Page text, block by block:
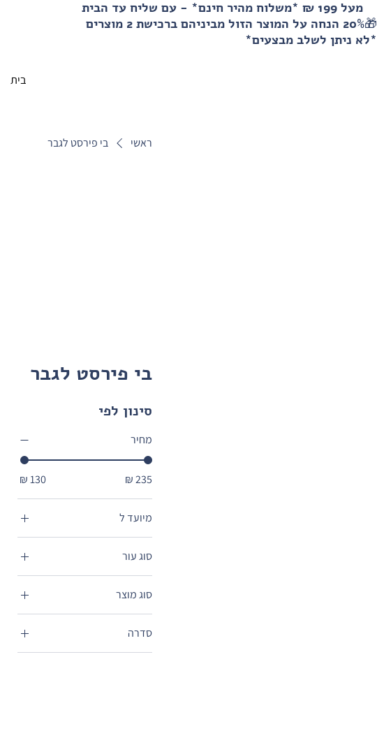
בית
מעל 199 ₪ *משלוח מהיר חינם* - עם שליח עד הבית
🎁20% הנחה על המוצר הזול מביניהם ברכישת 2 מוצרים
*לא ניתן לשלב מבצעים*
ראשי בי פירסט לגבר
בי פירסט לגבר
סינון לפי
מחיר
‏130 ‏₪
מיועד ל
אנטי אייג'ינג
סוג עור
לכל סוגי העור
סוג מוצר
קרם לחות
סדרה
בי פירסט לגבר